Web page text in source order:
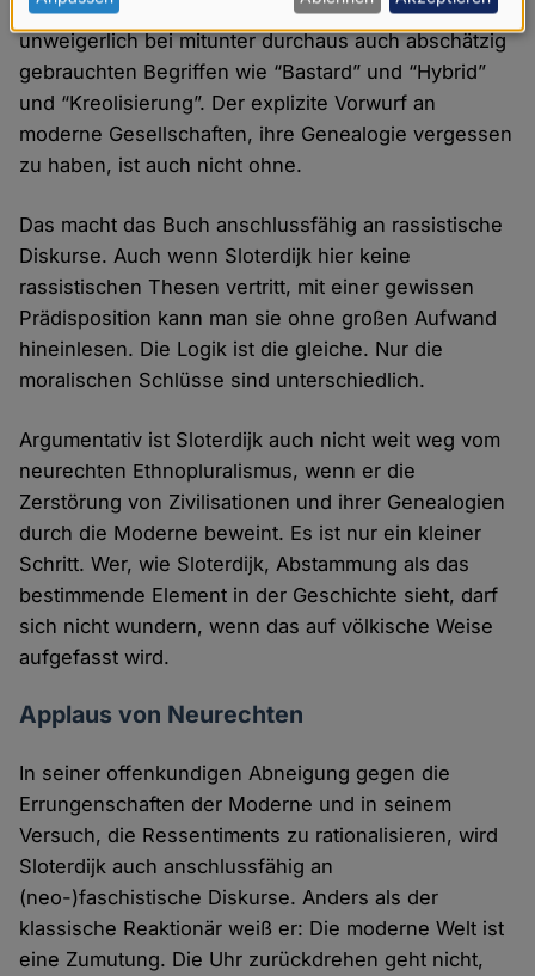
Und bei einer blütenreichen Sprache wie der seinen
unweigerlich bei mitunter durchaus auch abschätzig
gebrauchten Begriffen wie “Bastard” und “Hybrid”
und “Kreolisierung”. Der explizite Vorwurf an
moderne Gesellschaften, ihre Genealogie vergessen
zu haben, ist auch nicht ohne.
Das macht das Buch anschlussfähig an rassistische
Diskurse. Auch wenn Sloterdijk hier keine
rassistischen Thesen vertritt, mit einer gewissen
Prädisposition kann man sie ohne großen Aufwand
hineinlesen. Die Logik ist die gleiche. Nur die
moralischen Schlüsse sind unterschiedlich.
Argumentativ ist Sloterdijk auch nicht weit weg vom
neurechten Ethnopluralismus, wenn er die
Zerstörung von Zivilisationen und ihrer Genealogien
durch die Moderne beweint. Es ist nur ein kleiner
Schritt. Wer, wie Sloterdijk, Abstammung als das
bestimmende Element in der Geschichte sieht, darf
sich nicht wundern, wenn das auf völkische Weise
aufgefasst wird.
Applaus von Neurechten
In seiner offenkundigen Abneigung gegen die
Errungenschaften der Moderne und in seinem
Versuch, die Ressentiments zu rationalisieren, wird
Sloterdijk auch anschlussfähig an
(neo-)faschistische Diskurse. Anders als der
klassische Reaktionär weiß er: Die moderne Welt ist
eine Zumutung. Die Uhr zurückdrehen geht nicht,
Daten
und
Cookies